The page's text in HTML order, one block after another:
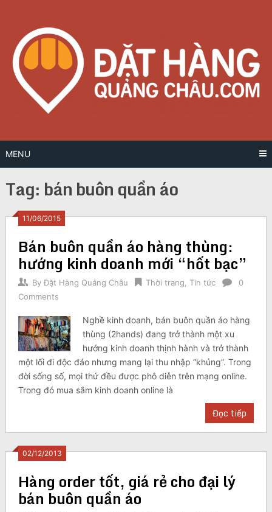
content
MENU
Tag: bán buôn quần áo
11/06/2015
Bán buôn quần áo hàng thùng:
hướng kinh doanh mới “hốt bạc”
By Đặt Hàng Quảng Châu Thời trang, Tin tức
0
Comments
Nghề kinh doanh, bán buôn quần áo hàng
thùng (2hands) đang trở thành một xu
hướng kinh doanh thịnh hành và trở thành
một lối đi độc đáo nhưng mang lại thu nhập “khủng”. Trong
đời sống số, mọi thứ đều được phô diễn trên mạng online.
Trong đó mua sắm kinh doanh online là
Đọc tiếp
02/12/2013
Hàng order tốt, giá rẻ cho đại lý
bán buôn quần áo
Posts
navigation